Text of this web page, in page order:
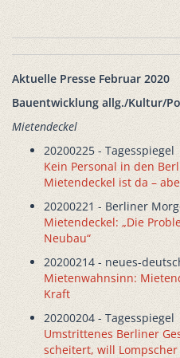
Aktuelle Presse Februar 2020
Bauentwicklung allg./Kultur/
Mietendeckel
20200225 - Tagesspiegel
Kein Personal in den
Mietendeckel ist da –
20200221 - Berliner
Mietendeckel: „Die
Neubau“
20200214 - neues-
Mietenwahnsinn:
Kraft
20200204 - Tagesspiegel
Umstrittenes Berliner
scheitert, will